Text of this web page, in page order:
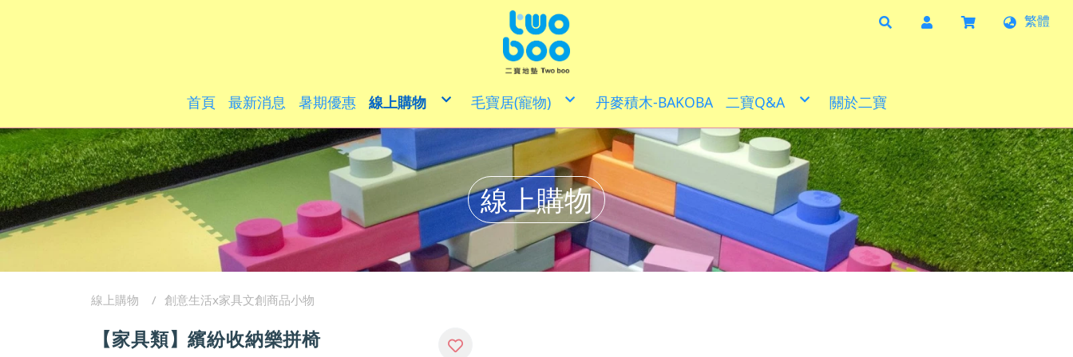
繁體
首頁 最新消息 暑期優惠 線上購物
DIY手作
拼圖組合
積木套裝
體能發展
多用途巧拼地墊
30CM X 30 CM
50CM X 50CM
60CM X 60CM
聯名款地墊
特殊專用地墊/壁貼
創意生活x家具文創商品小物
兒童安全家具/大動物積木
文創生活小物
寵愛媽咪x居家清潔
客製化商品.小物
精裝禮盒/寶寶禮盒/彌月送禮
樂齡玩具
童萌卡(僅供現場購買)
毛寶居(寵物) 丹麥積木-BAKOBA 二寶Q&A
益智商品
體能發展
巧拼地墊
創意家具
影片分享
實例分享
合作夥伴
產品目錄
清潔方式
尺寸說明
幼兒園專區
二寶小學堂 學習角落分享
防焰地墊
火箭滑板
關於二寶
線上購物
【家具類】繽紛收納樂拼椅
線上購物 創意生活x家具文創商品小物